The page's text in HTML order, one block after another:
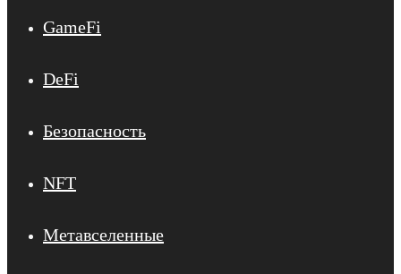
GameFi
DeFi
Безопасность
NFT
Метавселенные